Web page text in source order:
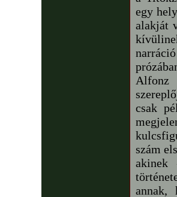
egy
alakját
Alfonz
csak
szám
akinek
annak,